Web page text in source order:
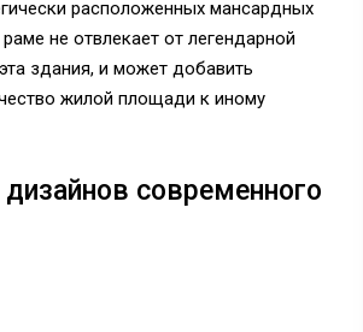
расположенных мансардных
не отвлекает от легендарной
здания, и может добавить
жилой площади к иному
современного